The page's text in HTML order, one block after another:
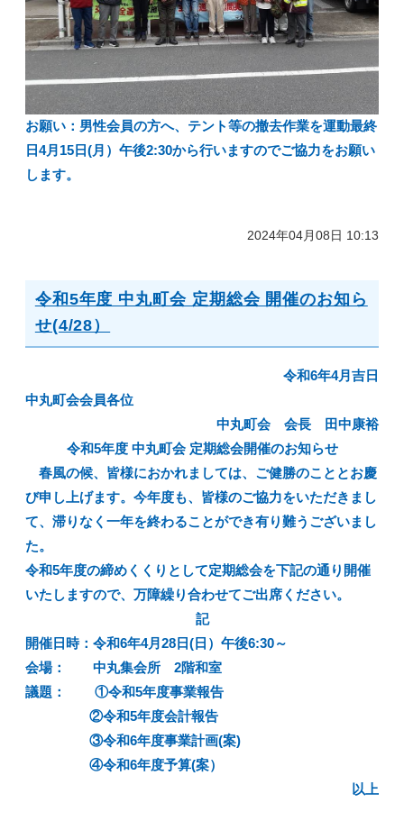
お願い：男性会員の方へ、テント等の撤去作業を運動最終
日4月15日(月）午後2:30から行いますのでご協力をお願い
します。
2024年04月08日 10:13
令和5年度 中丸町会 定期総会 開催のお知ら
せ(4/28）
令和6年4月吉日
中丸町会会員各位
中丸町会 会長 田中康裕
令和5年度 中丸町会 定期総会開催のお知らせ
春風の候、皆様におかれましては、ご健勝のこととお慶
び申し上げます。今年度も、皆様のご協力をいただきまし
て、滞りなく一年を終わることができ有り難うございまし
た。
令和5年度の締めくくりとして定期総会を下記の通り開催
いたしますので、万障繰り合わせてご出席ください。
記
開催日時：令和6年4月28日(日）午後6:30～
会場： 中丸集会所 2階和室
議題： ①令和5年度事業報告
②令和5年度会計報告
③令和6年度事業計画(案)
④令和6年度予算(案）
以上